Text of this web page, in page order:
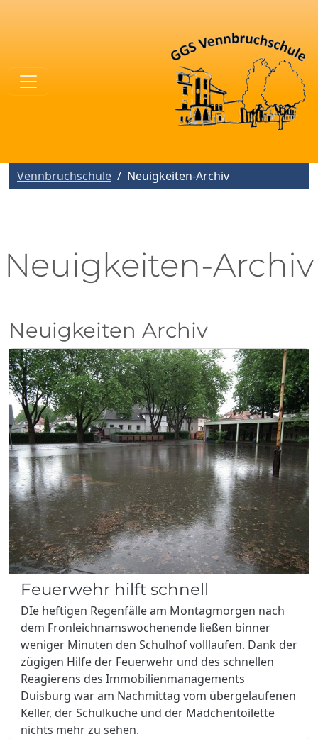
Vennbruchschule Neuigkeiten-Archiv
Neuigkeiten-Archiv
Neuigkeiten Archiv
Feuerwehr hilft schnell
DIe heftigen Regenfälle am Montagmorgen nach
dem Fronleichnamswochenende ließen binner
weniger Minuten den Schulhof volllaufen. Dank der
zügigen Hilfe der Feuerwehr und des schnellen
Reagierens des Immobilienmanagements
Duisburg war am Nachmittag vom übergelaufenen
Keller, der Schulküche und der Mädchentoilette
nichts mehr zu sehen.